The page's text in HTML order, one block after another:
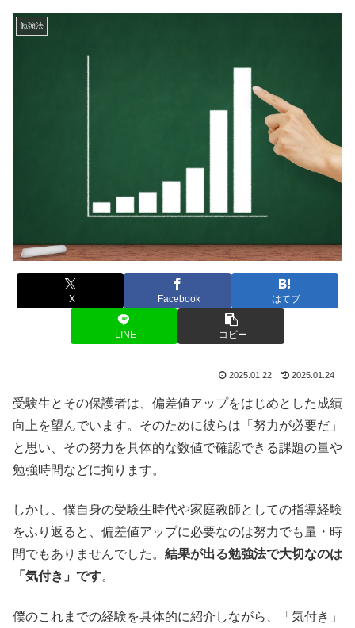
勉強法
X Facebook はてブ
LINE コピー
2025.01.22 2025.01.24
受験生とその保護者は、偏差値アップをはじめとした成績
向上を望んでいます。そのために彼らは「努力が必要だ」
と思い、その努力を具体的な数値で確認できる課題の量や
勉強時間などに拘ります。
しかし、僕自身の受験生時代や家庭教師としての指導経験
をふり返ると、偏差値アップに必要なのは努力でも量・時
間でもありませんでした。 結果が出る勉強法で大切なのは
「気付き」です。
僕のこれまでの経験を具体的に紹介しながら、「気付き」